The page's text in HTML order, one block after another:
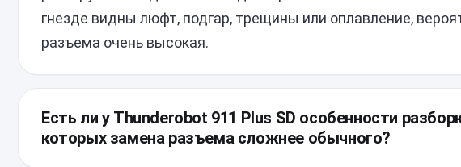
гнезде видны люфт, подгар, трещины или оплавление,
разъема очень высокая.
Есть ли у Thunderobot 911 Plus SD особенности
которых замена разъема сложнее обычного?